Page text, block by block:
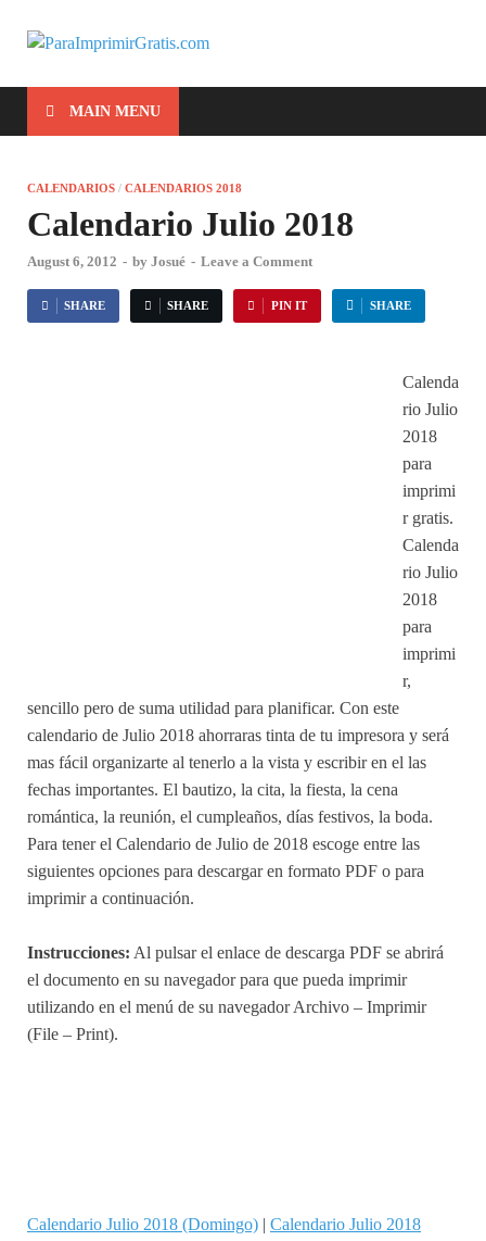
MAIN MENU
CALENDARIOS / CALENDARIOS 2018
Calendario Julio 2018
August 6, 2012 - by Josué - Leave a Comment
SHARE SHARE PIN IT SHARE
Calenda
rio Julio
2018
para
imprimi
r gratis.
Calenda
rio Julio
2018
para
imprimi
r,
sencillo pero de suma utilidad para planificar. Con este
calendario de Julio 2018 ahorraras tinta de tu impresora y será
mas fácil organizarte al tenerlo a la vista y escribir en el las
fechas importantes. El bautizo, la cita, la fiesta, la cena
romántica, la reunión, el cumpleaños, días festivos, la boda.
Para tener el Calendario de Julio de 2018 escoge entre las
siguientes opciones para descargar en formato PDF o para
imprimir a continuación.
Instrucciones: Al pulsar el enlace de descarga PDF se abrirá
el documento en su navegador para que pueda imprimir
utilizando en el menú de su navegador Archivo – Imprimir
(File – Print).
Calendario Julio 2018 (Domingo) | Calendario Julio 2018